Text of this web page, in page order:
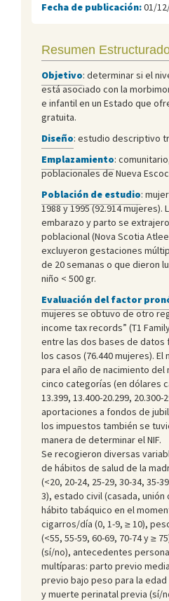
Fecha de publicación:01/
Resumen
Objetivo: determinar si el
está asociado con la
e infantil en un Estado que
gratuita.
Diseño: estudio descriptivo
Emplazamiento:
poblacionales de Nueva
Población de estudio:
1988 y 1995 (92.914
embarazo y parto se
poblacional (Nova Scotia
excluyeron gestaciones
de 20 semanas o que dieron
niño < 500 gr.
Evaluación del factor
mujeres se obtuvo de otro
income tax records” (T1
entre las dos bases de datos
los casos (76.440 mujeres).
para el año de nacimiento del
cinco categorías (en dólares
13.399, 13.400-20.299, 20.300-
aportaciones a fondos de
los impuestos también se
manera de determinar el NIF.
Se recogieron diversas
de hábitos de salud de la
(<20, 20-24, 25-29, 30-34, 35-
3), estado civil (casada,
hábito tabáquico en el
cigarros/día (0, 1-9, ≥ 10),
(<55, 55-59, 60-69, 70-74 y ≥
(sí/no), antecedentes
multíparas: parto previo
previo bajo peso para la edad
y muerte perinatal previa (sí/